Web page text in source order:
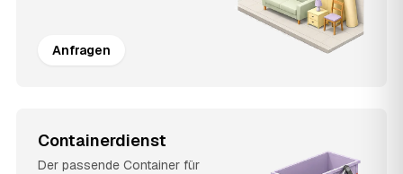
Anfragen
Containerdienst
Der passende Container für